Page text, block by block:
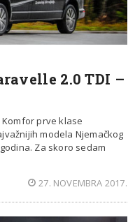
2.0 TDI –
Komfor prve klase
modela Njemačkog
Za skoro sedam
27. NOVEMBRA 2017.